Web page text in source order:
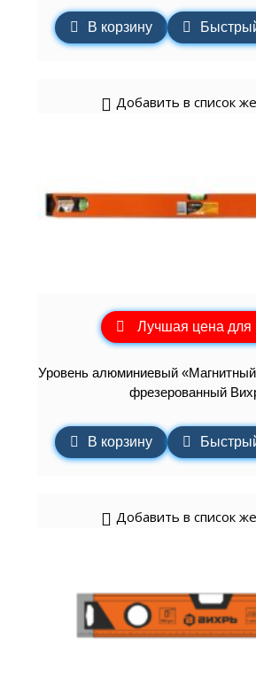
В корзину
Добавить в список
Лучшая цена для
Уровень алюминиевый
фрезерованный
В корзину
Добавить в список